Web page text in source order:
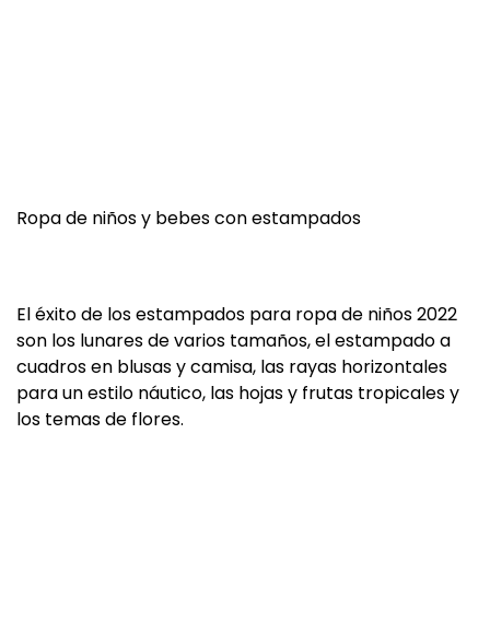
Ropa de niños y bebes con estampados
El éxito de los estampados para ropa de niños 2022
son los lunares de varios tamaños, el estampado a
cuadros en blusas y camisa, las rayas horizontales
para un estilo náutico, las hojas y frutas tropicales y
los temas de flores.